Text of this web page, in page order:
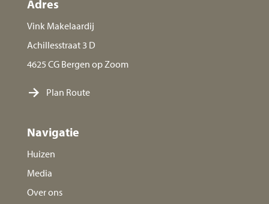
Adres
Vink Makelaardij
Achillesstraat 3 D
4625 CG Bergen op Zoom
Plan Route
Navigatie
Huizen
Media
Over ons